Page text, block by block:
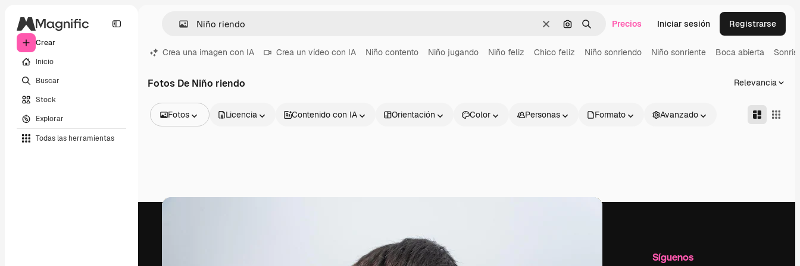
Crear
Inicio
Buscar
Stock
Explorar
Todas las herramientas
BorrarBuscar por imagen
BuscarPrecios Iniciar sesión Registrarse
Crea una imagen con IA Crea un vídeo con IA Niño contento Niño jugando Niño feliz Chico feliz Niño sonriendo Niño sonriente Boca abierta
Fotos De Niño riendo Relevancia
Fotos
Vídeos
Licencia Contenido con IA Orientación Color Personas Formato Avanzado
Productos Síguenos